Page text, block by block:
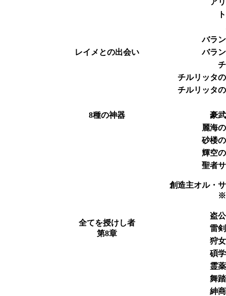
レイメとの出会い
バラ
バラ
チルリッタ
チルリッタ
8種の神器 豪
全てを授けし者
第8章
麗海
砂楼
輝空
聖者
創造主オル・
※
盗
雷
狩
碩
霊
舞
紳